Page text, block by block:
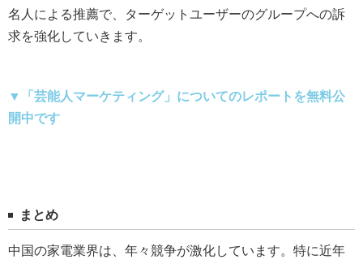
名人による推薦で、ターゲットユーザーのグループへの訴
求を強化していきます。
▼「芸能人マーケティング」についてのレポートを無料公
開中です
まとめ
中国の家電業界は、年々競争が激化しています。特に近年